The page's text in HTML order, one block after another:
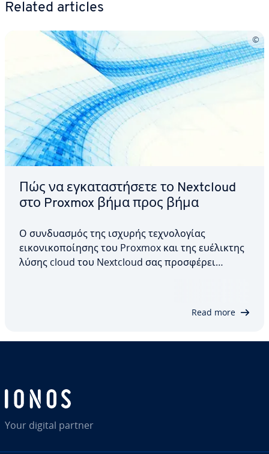
Related articles
Πώς να εγκαταστήσετε το Nextcloud
στο Proxmox βήμα προς βήμα
Ο συνδυασμός της ισχυρής τεχνολογίας
εικονικοποίησης του Proxmox και της ευέλικτης
λύσης cloud του Nextcloud σας προσφέρει
επαγγελματικές εφαρμογές. Σε αυτό το…
Read more
Your digital partner